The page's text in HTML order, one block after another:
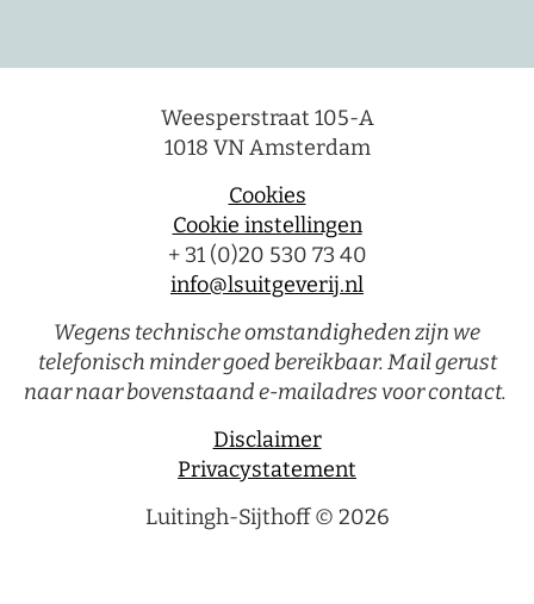
Weesperstraat 105-A
1018 VN Amsterdam
Cookies
Cookie instellingen
+ 31 (0)20 530 73 40
info@lsuitgeverij.nl
Wegens technische omstandigheden zijn we
telefonisch minder goed bereikbaar. Mail gerust
naar naar bovenstaand e-mailadres voor contact.
Disclaimer
Privacystatement
Luitingh-Sijthoff © 2026